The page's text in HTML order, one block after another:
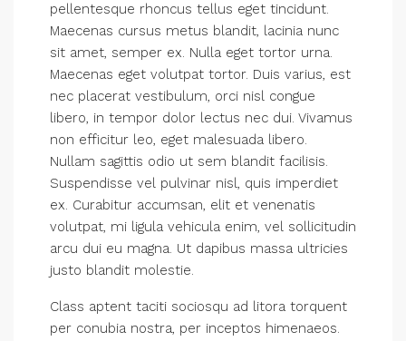
pellentesque rhoncus tellus eget tincidunt.
Maecenas cursus metus blandit, lacinia nunc
sit amet, semper ex. Nulla eget tortor urna.
Maecenas eget volutpat tortor. Duis varius, est
nec placerat vestibulum, orci nisl congue
libero, in tempor dolor lectus nec dui. Vivamus
non efficitur leo, eget malesuada libero.
Nullam sagittis odio ut sem blandit facilisis.
Suspendisse vel pulvinar nisl, quis imperdiet
ex. Curabitur accumsan, elit et venenatis
volutpat, mi ligula vehicula enim, vel sollicitudin
arcu dui eu magna. Ut dapibus massa ultricies
justo blandit molestie.
Class aptent taciti sociosqu ad litora torquent
per conubia nostra, per inceptos himenaeos.